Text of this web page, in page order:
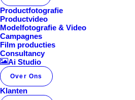
Productfotografie
Productvideo
Modelfotografie & Video
Campagnes
Film producties
Consultancy
Ai Studio
Over Ons
Klanten
Album Gallery 7